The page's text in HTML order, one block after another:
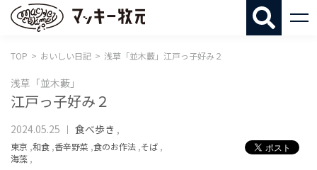
TOP おいしい日記 浅草「並木藪」江戸っ子好み２
浅草「並木藪」
江戸っ子好み２
2024.05.25 食べ歩き ,
東京 ,和食 ,香辛野菜 ,食のお作法 ,そば ,
海藻 ,